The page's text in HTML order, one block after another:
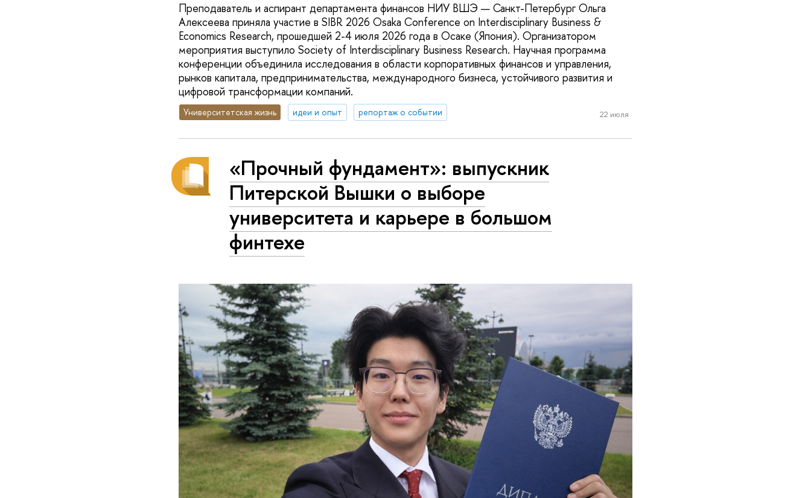
Преподаватель и аспирант департамента финансов НИУ ВШЭ — Санкт-Петербург Ольга
Алексеева приняла участие в SIBR 2026 Osaka Conference on Interdisciplinary Business &
Economics Research, прошедшей 2-4 июля 2026 года в Осаке (Япония). Организатором
мероприятия выступило Society of Interdisciplinary Business Research. Научная программа
конференции объединила исследования в области корпоративных финансов и управления,
рынков капитала, предпринимательства, международного бизнеса, устойчивого развития и
цифровой трансформации компаний.
Университетская жизнь идеи и опыт репортаж о событии 22 июля
«Прочный фундамент»: выпускник
Питерской Вышки о выборе
университета и карьере в большом
финтехе